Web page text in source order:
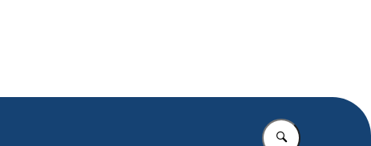
Vul in wat u